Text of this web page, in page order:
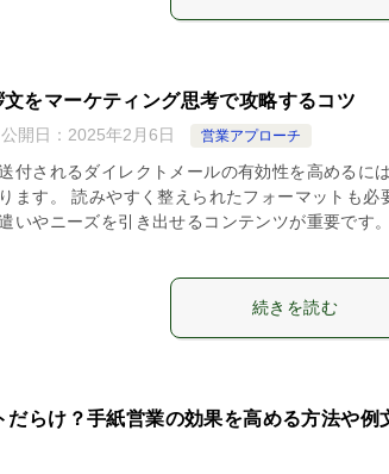
をマーケティング思考で攻略するコツ
公開日： 2025年2月6日 営業アプローチ
付されるダイレクトメールの有効性を高めるには
ます。 読みやすく整えられたフォーマットも必
いやニーズを引き出せるコンテンツが重要です
続きを読む
だらけ？手紙営業の効果を高める方法や例